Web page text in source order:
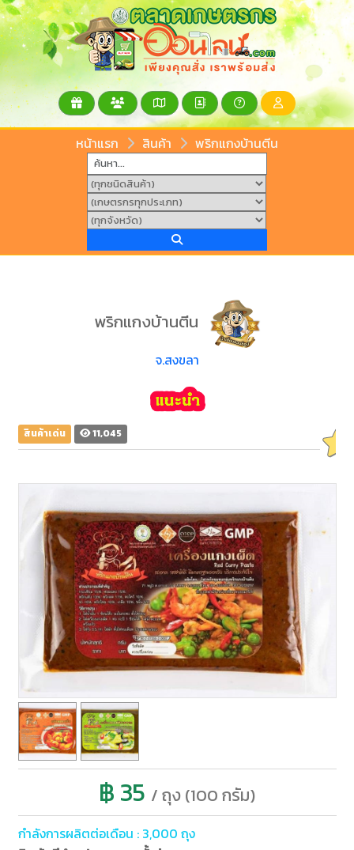
หน้าแรก สินค้า พริกแกงบ้านตีน
พริกแกงบ้านตีน
จ.สงขลา
สินค้าเด่น 11,045
฿ 35 / ถุง (100 กรัม)
กำลังการผลิตต่อเดือน : 3,000 ถุง